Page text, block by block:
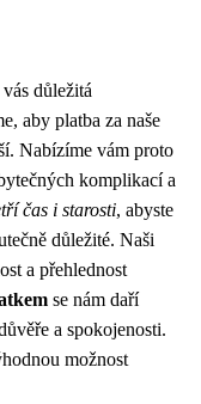
důležitá
aby platba za naše
Nabízíme vám proto
komplikací a
čas i starosti, abyste
důležité. Naši
a přehlednost
se nám daří
a spokojenosti.
možnost